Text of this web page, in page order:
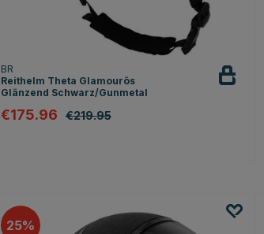
BR
Reithelm Theta Glamourös
Glänzend Schwarz/Gunmetal
€175.96 €219.95
25